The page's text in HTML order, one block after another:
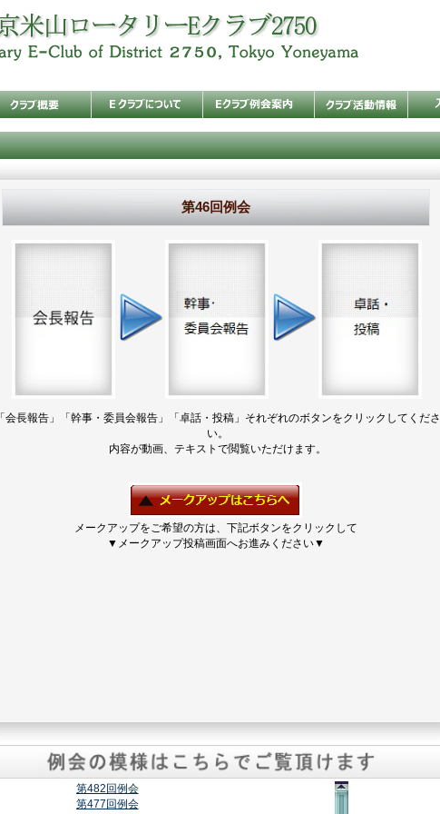
第46回例会
「会長報告」「幹事・委員会報告」「卓話・投稿」それぞれのボタンをクリックしてくださ
い。
内容が動画、テキストで閲覧いただけます。
メークアップをご希望の方は、下記ボタンをクリックして
▼メークアップ投稿画面へお進みください▼
第482回例会
第477回例会